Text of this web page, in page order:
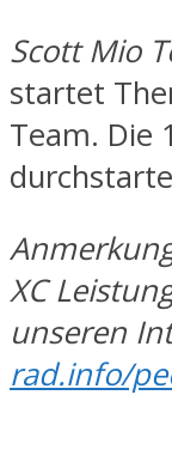
Scott Mio
startet
Team. Die
XC
unseren
rad.info/